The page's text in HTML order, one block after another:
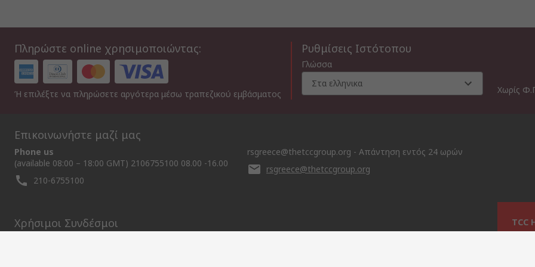
Πληρώστε online χρησιμοποιώντας:
Ή επιλέξτε να πληρώσετε αργότερα μέσω τραπεζικού εμβάσματος
Ρυθμίσεις Ιστότοπου
Γλώσσα
Στα ελληνικα
Χωρίς
Επικοινωνήστε μαζί μας
Phone us
(available 08:00 – 18:00 GMT) 2106755100 08.00 -16.00
210-6755100
rsgreece@thetccgroup.org - Απάντηση εντός 24 ωρών
rsgreece@thetccgroup.org
Χρήσιμοι Συνδέσμοι
TCC